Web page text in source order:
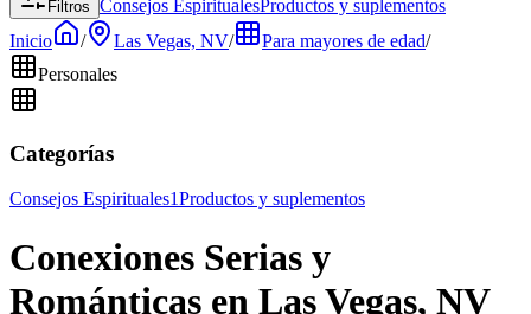
Filtros Consejos EspiritualesProductos y suplementos
Inicio
/ Las Vegas, NV/ Para mayores de edad/
Personales
Categorías
Consejos Espirituales1Productos y suplementos
Conexiones Serias y
Románticas en Las Vegas, NV